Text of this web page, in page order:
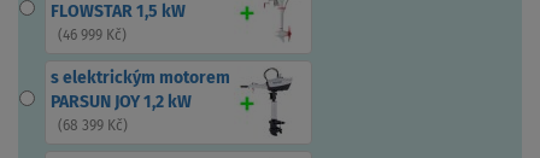
FLOWSTAR 1,5 kW
(46 999 Kč)
s elektrickým motorem
PARSUN JOY 1,2 kW
(68 399 Kč)